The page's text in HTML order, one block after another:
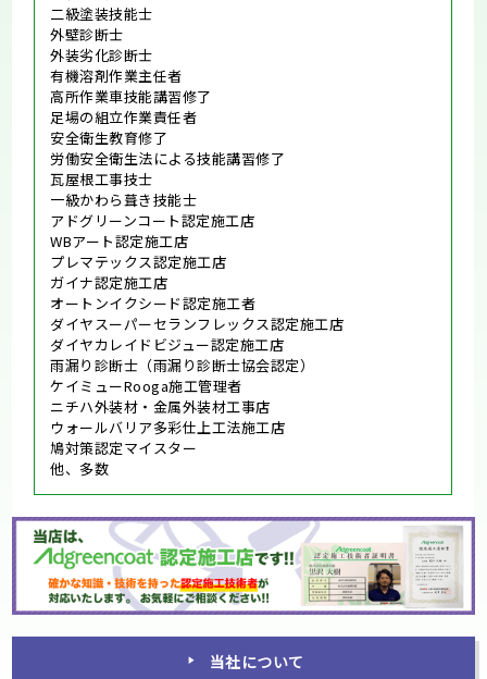
二級塗装技能士
外壁診断士
外装劣化診断士
有機溶剤作業主任者
高所作業車技能講習修了
足場の組立作業責任者
安全衛生教育修了
労働安全衛生法による技能講習修了
瓦屋根工事技士
一級かわら葺き技能士
アドグリーンコート認定施工店
WBアート認定施工店
プレマテックス認定施工店
ガイナ認定施工店
オートンイクシード認定施工者
ダイヤスーパーセランフレックス認定施工店
ダイヤカレイドビジュー認定施工店
雨漏り診断士（雨漏り診断士協会認定）
ケイミューRooga施工管理者
ニチハ外装材・金属外装材工事店
ウォールバリア多彩仕上工法施工店
鳩対策認定マイスター
他、多数
当社について